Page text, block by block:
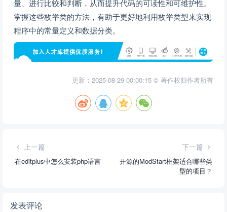
量、进行比较和判断，从而提升代码的可读性和可维护性。
掌握这些枚举类的方法，有助于更好地利用枚举类型来实现
程序中的常量定义和数据分类。
更新：2025-08-29 00:00:15 © 著作权归作者所有
上一篇
在editplus中怎么安装php语言
下一篇
开源的ModStart框架适合哪些类
型的项目？
发表评论